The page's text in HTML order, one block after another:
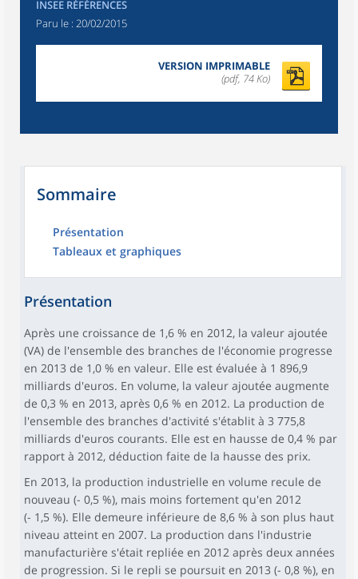
INSEE RÉFÉRENCES
Paru le : 20/02/2015
VERSION IMPRIMABLE
(pdf, 74 Ko)
Sommaire
Présentation
Tableaux et graphiques
Présentation
Après une croissance de 1,6 % en 2012, la valeur ajoutée
(VA) de l'ensemble des branches de l'économie progresse
en 2013 de 1,0 % en valeur. Elle est évaluée à 1 896,9
milliards d'euros. En volume, la valeur ajoutée augmente
de 0,3 % en 2013, après 0,6 % en 2012. La production de
l'ensemble des branches d'activité s'établit à 3 775,8
milliards d'euros courants. Elle est en hausse de 0,4 % par
rapport à 2012, déduction faite de la hausse des prix.
En 2013, la production industrielle en volume recule de
nouveau (- 0,5 %), mais moins fortement qu'en 2012
(- 1,5 %). Elle demeure inférieure de 8,6 % à son plus haut
niveau atteint en 2007. La production dans l'industrie
manufacturière s'était repliée en 2012 après deux années
de progression. Si le repli se poursuit en 2013 (- 0,8 %), en